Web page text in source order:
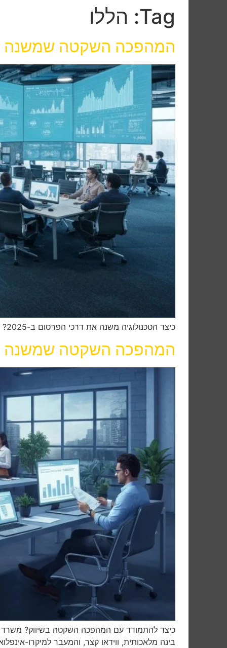
Tag: הללו
המהפכה השקטה שמשנה את
כיצד הטכנולוגיה משנה את דרכי הפרסום ב-2025? מהמהפכה השקטה בבינה מלאכותית למידת מכונה והאתגרים שהן מביאות. הבנת השינויים בתחום וכלים חדשים.
המהפכה השקטה שמשנה את
כיצד להתמודד עם המהפכה השקטה בשיווק? משרד
בינה מלאכותית, ווידאו קצר, והמעבר למיקרו-